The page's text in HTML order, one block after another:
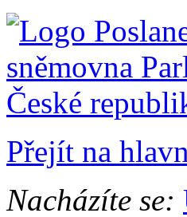
Přejít na
Nacházíte se: